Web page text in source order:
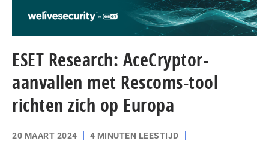
ESET Research: AceCryptor-
aanvallen met Rescoms-tool
richten zich op Europa
20 MAART 2024
4 MINUTEN LEESTIJD